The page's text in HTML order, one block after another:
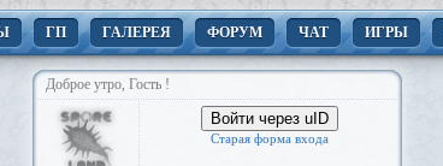
ГП ГАЛЕРЕЯ ФОРУМ ЧАТ ИГРЫ
Доброе утро, Гость !
Войти через uID
Старая форма входа